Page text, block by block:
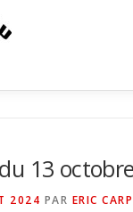
13
2024 PAR ERIC